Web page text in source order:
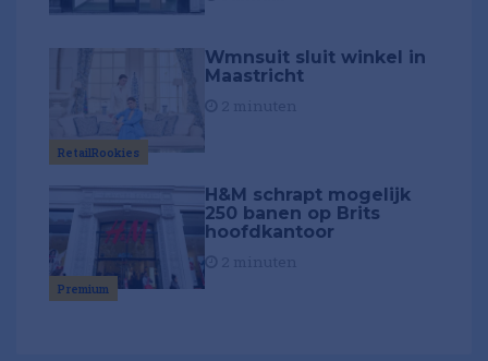
RetailRookies
Wmnsuit sluit winkel in
Maastricht
Premium
H&M schrapt mogelijk
250 banen op Brits
hoofdkantoor